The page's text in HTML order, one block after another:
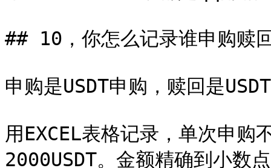
## 10，你怎么记录谁申购赎
申购是USDT申购，赎回是
用EXCEL表格记录，单次申购
2000USDT。金额精确到小数